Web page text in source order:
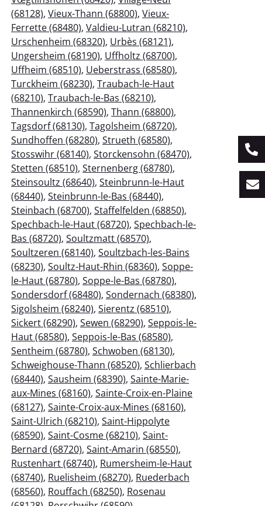
(68128), Vieux-Thann (68800), Vieux-
Ferrette (68480), Valdieu-Lutran (68210),
Urschenheim (68320), Urbès (68121),
Ungersheim (68190), Uffholtz (68700),
Uffheim (68510), Ueberstrass (68580),
Turckheim (68230), Traubach-le-Haut
(68210), Traubach-le-Bas (68210),
Thannenkirch (68590), Thann (68800),
Tagsdorf (68130), Tagolsheim (68720),
Sundhoffen (68280), Strueth (68580),
Stosswihr (68140), Storckensohn (68470),
Stetten (68510), Sternenberg (68780),
Steinsoultz (68640), Steinbrunn-le-Haut
(68440), Steinbrunn-le-Bas (68440),
Steinbach (68700), Staffelfelden (68850),
Spechbach-le-Haut (68720), Spechbach-le-
Bas (68720), Soultzmatt (68570),
Soultzeren (68140), Soultzbach-les-Bains
(68230), Soultz-Haut-Rhin (68360), Soppe-
le-Haut (68780), Soppe-le-Bas (68780),
Sondersdorf (68480), Sondernach (68380),
Sigolsheim (68240), Sierentz (68510),
Sickert (68290), Sewen (68290), Seppois-le-
Haut (68580), Seppois-le-Bas (68580),
Sentheim (68780), Schwoben (68130),
Schweighouse-Thann (68520), Schlierbach
(68440), Sausheim (68390), Sainte-Marie-
aux-Mines (68160), Sainte-Croix-en-Plaine
(68127), Sainte-Croix-aux-Mines (68160),
Saint-Ulrich (68210), Saint-Hippolyte
(68590), Saint-Cosme (68210), Saint-
Bernard (68720), Saint-Amarin (68550),
Rustenhart (68740), Rumersheim-le-Haut
(68740), Ruelisheim (68270), Ruederbach
(68560), Rouffach (68250), Rosenau